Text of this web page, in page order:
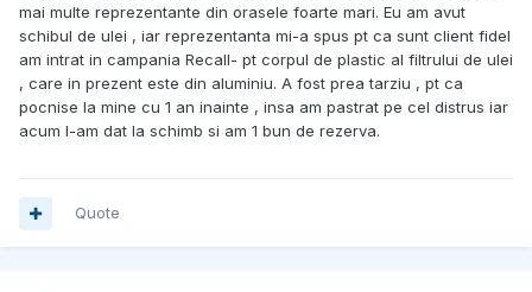
mai multe reprezentante din orasele foarte mari. Eu am avut
schibul de ulei , iar reprezentanta mi-a spus pt ca sunt client fidel
am intrat in campania Recall- pt corpul de plastic al filtrului de ulei
, care in prezent este din aluminiu. A fost prea tarziu , pt ca
pocnise la mine cu 1 an inainte , insa am pastrat pe cel distrus iar
acum l-am dat la schimb si am 1 bun de rezerva.
Quote